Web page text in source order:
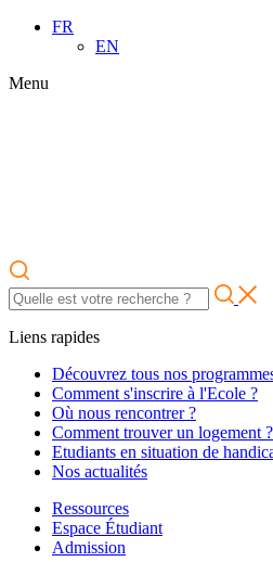
FR
EN
Menu
Liens rapides
Découvrez tous nos
Comment s'inscrire à l'Ecole ?
Où nous rencontrer ?
Comment trouver un logement ?
Etudiants en situation de
Nos actualités
Ressources
Espace Étudiant
Admission